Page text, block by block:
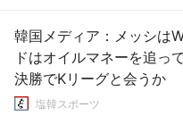
韓国メディア：メッシは
ドはオイルマネーを追っ
決勝でKリーグと会うか
塩韓スポーツ